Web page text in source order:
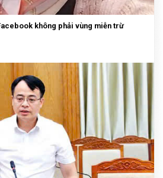
không phải vùng miễn trừ